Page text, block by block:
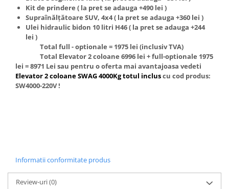
Kit de prindere ( la pret se adauga +490 lei )
Supraînălțătoare SUV, 4x4 ( la pret se adauga +360 lei )
Ulei hidraulic bidon 10 litri H46 ( la pret se adauga +244
lei )
Total full - optionale = 1975 lei (inclusiv TVA)
Total Elevator 2 coloane 6996 lei + full-optionale 1975
lei = 8971 Lei sau pentru o oferta mai avantajoasa vedeti
Elevator 2 coloane SWAG 4000Kg totul incluscu cod produs:
SW4000-220V !
Informatii conformitate produs
Review-uri(0)